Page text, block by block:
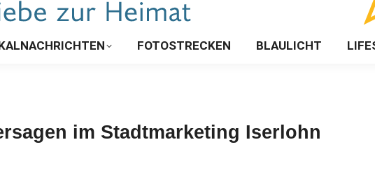
FOTOSTRECKEN BLAULICHT
im Stadtmarketing Iserlohn